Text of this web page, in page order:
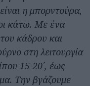
η μπορντούρα,
κάτω. Με ένα
κάδρου και
στη λειτουργία
15-20΄, έως
Την βγάζουμε